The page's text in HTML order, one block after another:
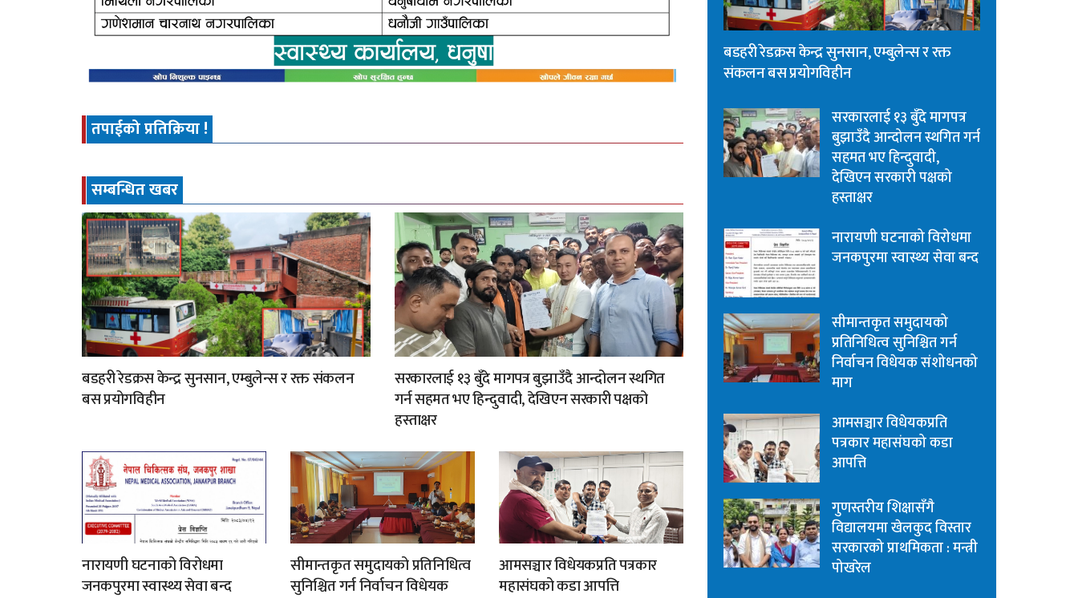
तपाईको प्रतिक्रिया !
सम्बन्धित खबर
बडहरी रेडक्रस केन्द्र सुनसान, एम्बुलेन्स र रक्त संकलन
बस प्रयोगविहीन
सरकारलाई १३ बुँदे मागपत्र बुझाउँदै आन्दोलन स्थगित
गर्न सहमत भए हिन्दुवादी, देखिएन सरकारी पक्षको
हस्ताक्षर
नारायणी घटनाको विरोधमा
जनकपुरमा स्वास्थ्य सेवा बन्द
सीमान्तकृत समुदायको प्रतिनिधित्व
सुनिश्चित गर्न निर्वाचन विधेयक
आमसञ्चार विधेयकप्रति पत्रकार
महासंघको कडा आपत्ति
बडहरी रेडक्रस केन्द्र सुनसान, एम्बुलेन्स र रक्त
संकलन बस प्रयोगविहीन
सरकारलाई १३ बुँदे मागपत्र
बुझाउँदै आन्दोलन स्थगित गर्न
सहमत भए हिन्दुवादी,
देखिएन सरकारी पक्षको
हस्ताक्षर
नारायणी घटनाको विरोधमा
जनकपुरमा स्वास्थ्य सेवा बन्द
सीमान्तकृत समुदायको
प्रतिनिधित्व सुनिश्चित गर्न
निर्वाचन विधेयक संशोधनको
माग
आमसञ्चार विधेयकप्रति
पत्रकार महासंघको कडा
आपत्ति
गुणस्तरीय शिक्षासँगै
विद्यालयमा खेलकुद विस्तार
सरकारको प्राथमिकता : मन्त्री
पोखरेल